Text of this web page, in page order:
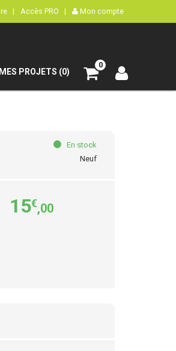
| Accès PRO | Mon compte
MES PROJETS (0)
0
En stock
Neuf
15€,00